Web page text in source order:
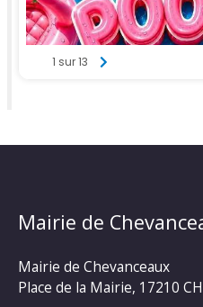
Mairie de
Mairie de Chevanceaux
Place de la Mairie, 17210